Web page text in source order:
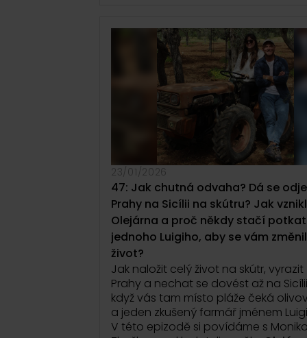
produktu, jenž má ženám zpříjemnit
období, o němž se často mluví
Kolik let svého života žena
stráví menstruací?
A proč jsme si zvykly, že nepohodlí je
normální, patří k tomu a má se tiše
Jaké to je budovat rodinnou značku,
do hry vstupují sourozenci i partnerky
dětí?
Proč vyvíjet menstruační kalhotky
spolupráci s Technickou
Libercia hledat řešení ve vědě
rychlých kompromisů?
Epizoda o těle bez studu, o vědě bez
zbytečné chemie a o
tomu, co jsme dlouho braly jako
samozřejmost.
23/01/2026
47: Jak chutná odvaha? Dá se
Prahy na Sicílii na skútru? Jak
Olejárna a proč někdy stačí potkat
jednoho Luigiho, aby se vám
život?
Jak naložit celý život na skútr, vyrazit
Prahy a nechat se dovést až na
když vás tam místo pláže čeká
a jeden zkušený farmář jménem
V této epizodě si povídáme s